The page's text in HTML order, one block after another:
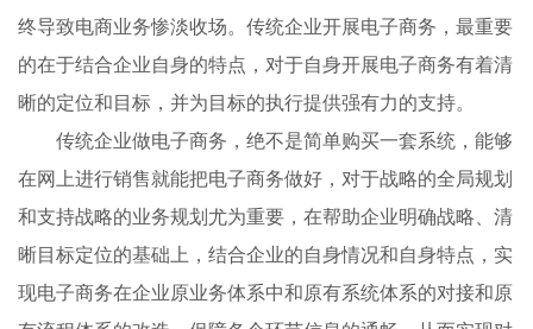
终导致电商业务惨淡收场。传统企业开展电子商务，最重要
的在于结合企业自身的特点，对于自身开展电子商务有着清
晰的定位和目标，并为目标的执行提供强有力的支持。
传统企业做电子商务，绝不是简单购买一套系统，能够
在网上进行销售就能把电子商务做好，对于战略的全局规划
和支持战略的业务规划尤为重要，在帮助企业明确战略、清
晰目标定位的基础上，结合企业的自身情况和自身特点，实
现电子商务在企业原业务体系中和原有系统体系的对接和原